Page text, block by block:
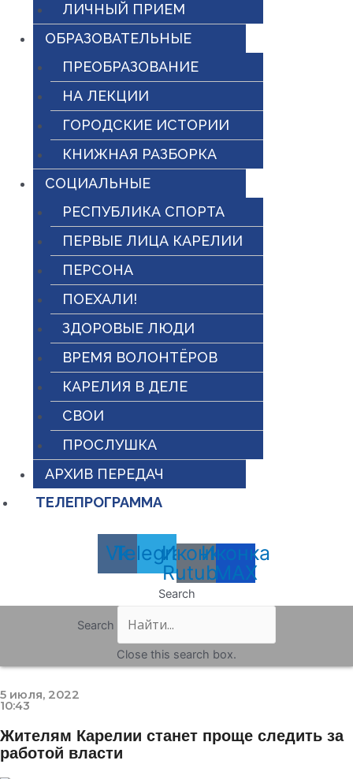
ЛИЧНЫЙ ПРИЕМ
ОБРАЗОВАТЕЛЬНЫЕ
ПРЕОБРАЗОВАНИЕ
НА ЛЕКЦИИ
ГОРОДСКИЕ ИСТОРИИ
КНИЖНАЯ РАЗБОРКА
СОЦИАЛЬНЫЕ
РЕСПУБЛИКА СПОРТА
ПЕРВЫЕ ЛИЦА КАРЕЛИИ
ПЕРСОНА
ПОЕХАЛИ!
ЗДОРОВЫЕ ЛЮДИ
ВРЕМЯ ВОЛОНТЁРОВ
КАРЕЛИЯ В ДЕЛЕ
СВОИ
ПРОСЛУШКА
АРХИВ ПЕРЕДАЧ
ТЕЛЕПРОГРАММА
Vk
Telegram
Иконка
Rutube
Иконка
MAX
Search
Search
Close this search box.
5 июля, 2022
10:43
Жителям Карелии станет проще следить за
работой власти